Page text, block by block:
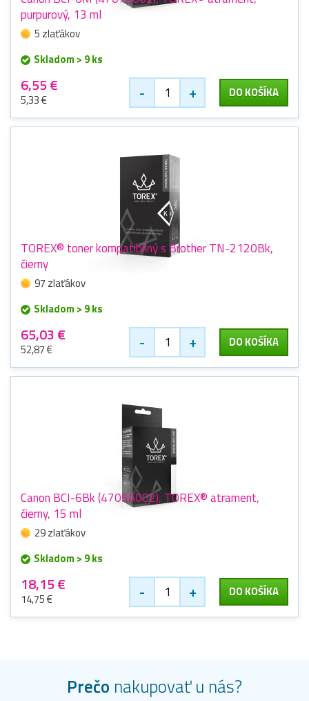
purpurový, 13 ml
5 zlaťákov
Skladom > 9 ks
6,55 €
5,33 € - + DO KOŠÍKA
TOREX® toner kompatibilný s Brother TN-2120Bk,
čierny
97 zlaťákov
Skladom > 9 ks
65,03 €
52,87 € - + DO KOŠÍKA
Canon BCI-6Bk (4705A002), TOREX® atrament,
čierny, 15 ml
29 zlaťákov
Skladom > 9 ks
18,15 €
14,75 € - + DO KOŠÍKA
Prečo nakupovať u nás?